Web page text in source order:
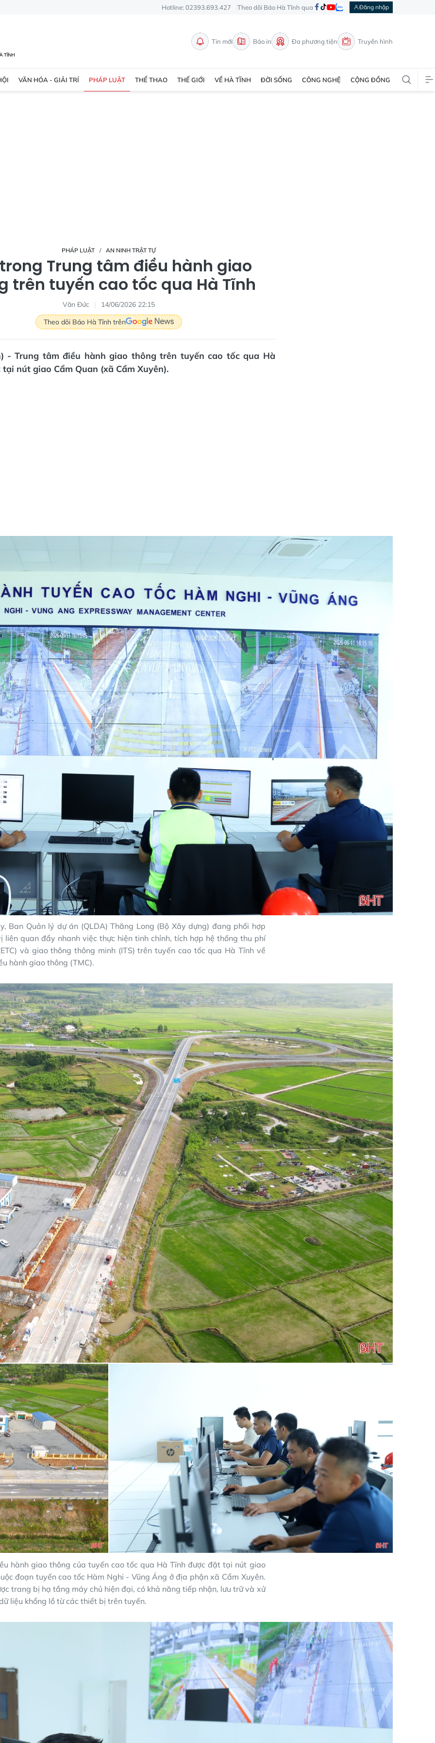
Hotline: 02393.693.427 Theo dõi Báo Hà Tĩnh qua Đăng nhập
Tin mới Báo in Đa phương tiện Truyền hình
VĂN HÓA - GIẢI TRÍ PHÁP LUẬT THỂ THAO THẾ GIỚI VỀ HÀ TĨNH ĐỜI SỐNG CÔNG NGHỆ CỘNG ĐỒNG
PHÁP LUẬT AN NINH TRẬT TỰ
Trung tâm điều hành giao
trên tuyến cao tốc qua Hà Tĩnh
Văn Đức
14/06/2026 22:15
Theo dõi Báo Hà Tĩnh trên
- Trung tâm điều hành giao thông trên tuyến cao tốc qua Hà
nút giao Cẩm Quan (xã Cẩm Xuyên).
Ban Quản lý dự án (QLDA) Thăng Long (Bộ Xây dựng) đang phối hợp
liên quan đẩy nhanh việc thực hiện tinh chỉnh, tích hợp hệ thống thu phí
và giao thông thông minh (ITS) trên tuyến cao tốc qua Hà Tĩnh về
hành giao thông (TMC).
hành giao thông của tuyến cao tốc qua Hà Tĩnh được đặt tại nút giao
đoạn tuyến cao tốc Hàm Nghi - Vũng Áng ở địa phận xã Cẩm Xuyên.
trang bị hạ tầng máy chủ hiện đại, có khả năng tiếp nhận, lưu trữ và xử
liệu khổng lồ từ các thiết bị trên tuyến.